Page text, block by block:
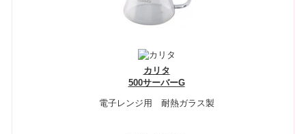
カリタ
500サーバーG
電子レンジ用 耐熱ガラス製